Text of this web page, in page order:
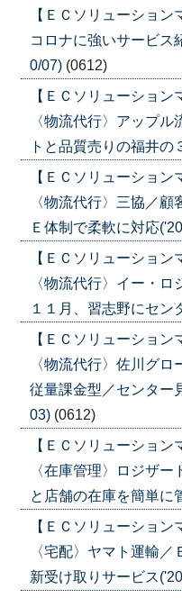
【ＥＣソリューショ
コロナに強いサービス
0/07) (0612)
【ＥＣソリューショ
〈物流代行〉アップ
トと品質売りの福井の
【ＥＣソリューショ
〈物流代行〉三協／
Ｅ体制で柔軟に対応
【ＥＣソリューショ
〈物流代行〉イー・
１１月、習志野にセン
【ＥＣソリューショ
〈物流代行〉佐川グ
従量課金型／センター
03) (0612)
【ＥＣソリューショ
〈在庫管理〉ロジザ
と店舗の在庫を簡単に
【ＥＣソリューショ
〈宅配〉ヤマト運輸
新受け取りサービス